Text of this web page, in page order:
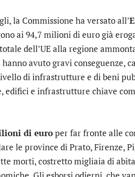
la Commissione ha versato all’
ai 94,7 milioni di euro già
dell’UE alla regione
avuto gravi conseguenze,
di infrastrutture e di beni
edifici e infrastrutture chiave
di europer far fronte alle
le province di Prato, Firenze,
morti, costretto migliaia di